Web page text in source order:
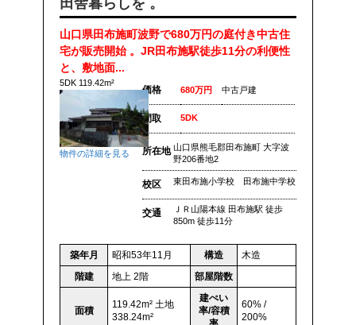
山口県田布施町波野で680万円の庭付き中古住
宅が販売開始 。JR田布施駅徒歩11分の利便性
と、敷地面...
5DK 119.42m²
物件の詳細を見る
価格 680万円 中古戸建
間取 5DK
所在地 山口県熊毛郡田布施町 大字波
野206番地2
校区 東田布施小学校 田布施中学校
交通
ＪＲ山陽本線 田布施駅 徒歩
850m 徒歩11分
築年月 昭和53年11月 構造
木造
階建
地上 2階 部屋階数
面積
119.42m² 土地
338.24m²
建ぺい
率/容積
60% /
200%